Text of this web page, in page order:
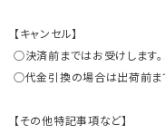
【キャンセル】
○決済前まではお受けします。
○代金引換の場合は出荷前ま
【その他特記事項など】